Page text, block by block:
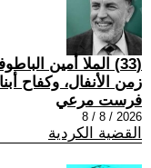
(33) الملا أمين
زمن الأنفال، وكفاح
فرست مرعي
2026 / 8 / 8
القضية الكردية